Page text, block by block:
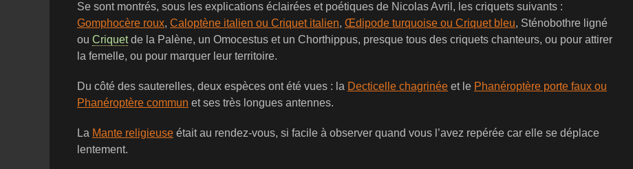
Se sont montrés, sous les explications éclairées et poétiques de Nicolas Avril, les criquets suivants :
Gomphocère roux, Caloptène italien ou Criquet italien, Œdipode turquoise ou Criquet bleu, Sténobothre ligné
ou Criquetde la Palène, un Omocestus et un Chorthippus, presque tous des criquets chanteurs, ou pour attirer
la femelle, ou pour marquer leur territoire.
Du côté des sauterelles, deux espèces ont été vues : la Decticelle chagrinée et le Phanéroptère porte faux ou
Phanéroptère commun et ses très longues antennes.
La Mante religieuse était au rendez-vous, si facile à observer quand vous l’avez repérée car elle se déplace
lentement.